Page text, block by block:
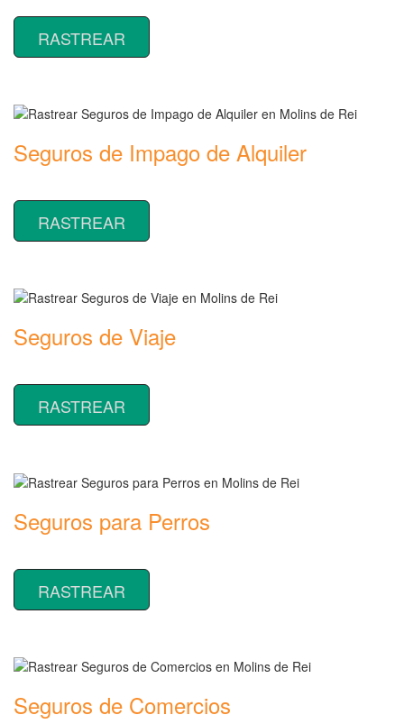
RASTREAR
Seguros de Impago de Alquiler
RASTREAR
Seguros de Viaje
RASTREAR
Seguros para Perros
RASTREAR
Seguros de Comercios